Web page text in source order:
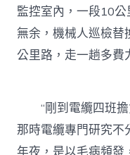
監控室內，一段10
無余，機械人巡檢替
公里路，走一趟多費
“剛到電纜四班擔
那時電纜專門研究不